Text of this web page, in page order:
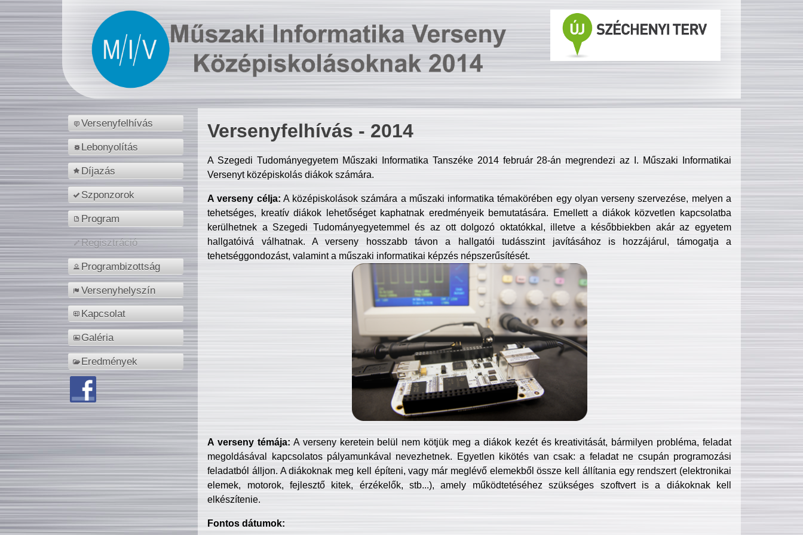
Versenyfelhívás
Lebonyolítás
Díjazás
Szponzorok
Program
Regisztráció
Programbizottság
Versenyhelyszín
Kapcsolat
Galéria
Eredmények
Versenyfelhívás - 2014
A Szegedi Tudományegyetem Műszaki Informatika Tanszéke 2014 február 28-án megrendezi az I. Műszaki Informatikai
Versenyt középiskolás diákok számára.
A verseny célja: A középiskolások számára a műszaki informatika témakörében egy olyan verseny szervezése, melyen a
tehetséges, kreatív diákok lehetőséget kaphatnak eredményeik bemutatására. Emellett a diákok közvetlen kapcsolatba
kerülhetnek a Szegedi Tudományegyetemmel és az ott dolgozó oktatókkal, illetve a későbbiekben akár az egyetem
hallgatóivá válhatnak. A verseny hosszabb távon a hallgatói tudásszint javításához is hozzájárul, támogatja a
tehetséggondozást, valamint a műszaki informatikai képzés népszerűsítését.
A verseny témája: A verseny keretein belül nem kötjük meg a diákok kezét és kreativitását, bármilyen probléma, feladat
megoldásával kapcsolatos pályamunkával nevezhetnek. Egyetlen kikötés van csak: a feladat ne csupán programozási
feladatból álljon. A diákoknak meg kell építeni, vagy már meglévő elemekből össze kell állítania egy rendszert (elektronikai
elemek, motorok, fejlesztő kitek, érzékelők, stb...), amely működtetéséhez szükséges szoftvert is a diákoknak kell
elkészítenie.
Fontos dátumok: